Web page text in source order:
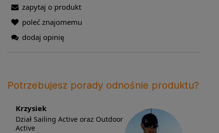
zapytaj o produkt
poleć znajomemu
dodaj opinię
Potrzebujesz porady odnośnie produktu?
Krzysiek
Dział Sailing Active oraz Outdoor
Active